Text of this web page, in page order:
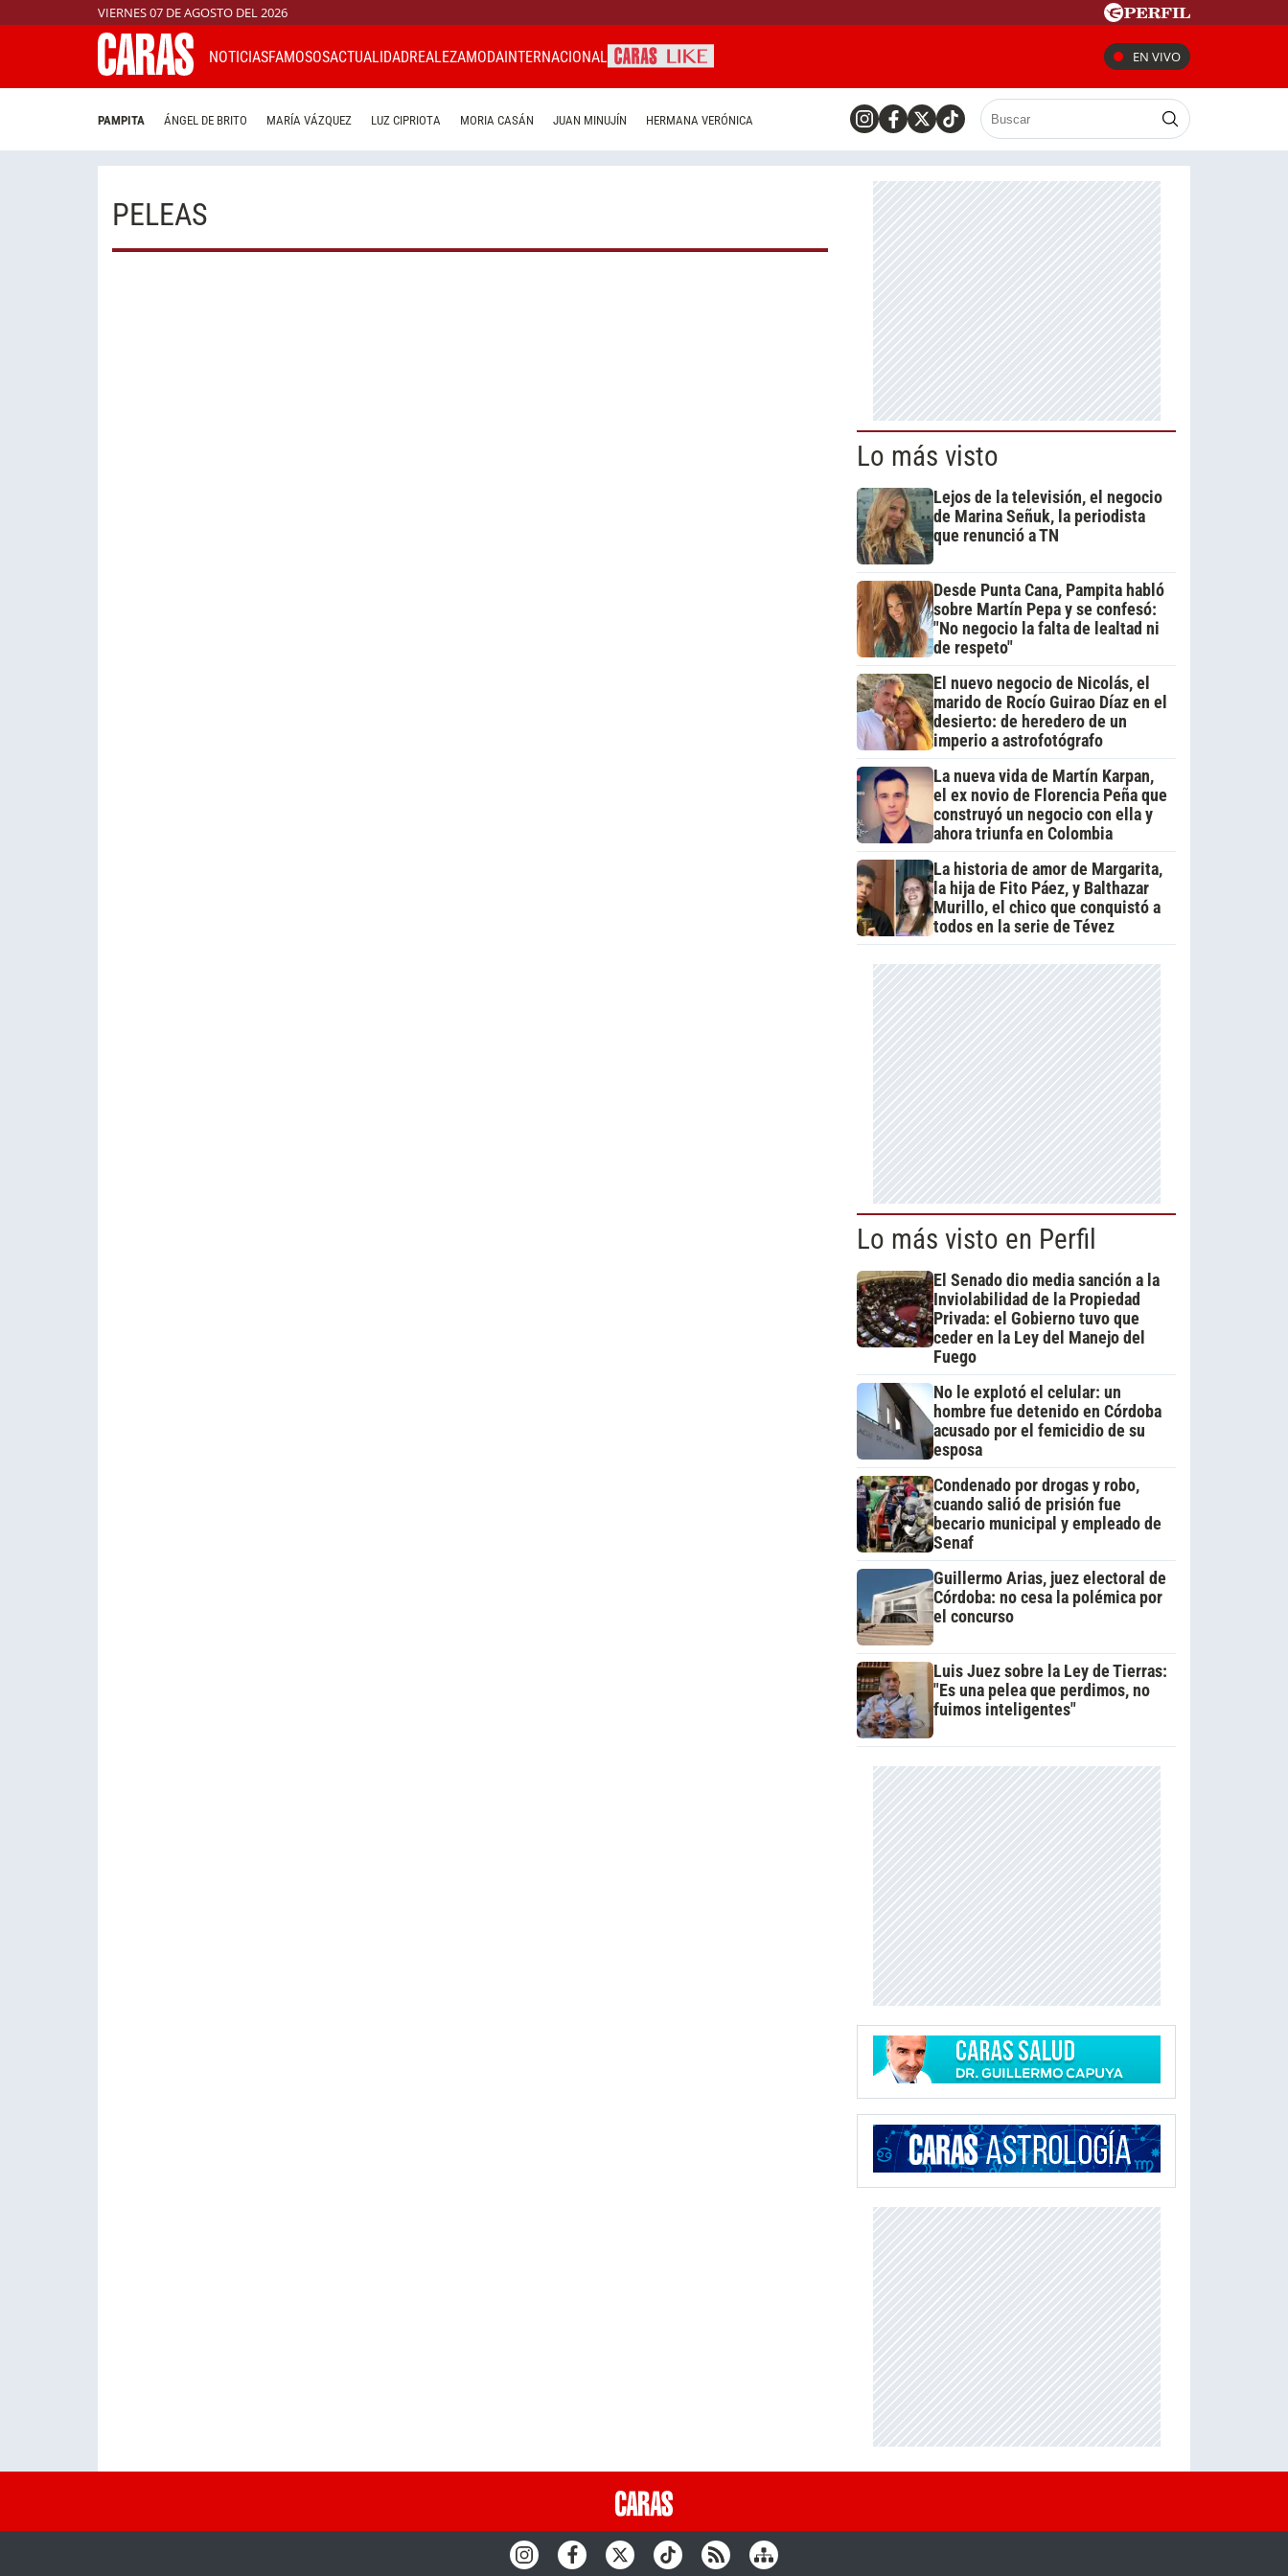
VIERNES 07 DE AGOSTO DEL 2026
NOTICIASFAMOSOSACTUALIDADREALEZAMODAINTERNACIONAL EN VIVO
PAMPITA ÁNGEL DE BRITO MARÍA VÁZQUEZ LUZ CIPRIOTA MORIA CASÁN JUAN MINUJÍN HERMANA VERÓNICA
PELEAS
Lo más visto
Lejos de la televisión, el negocio
de Marina Señuk, la periodista
que renunció a TN
Desde Punta Cana, Pampita habló
sobre Martín Pepa y se confesó:
"No negocio la falta de lealtad ni
de respeto"
El nuevo negocio de Nicolás, el
marido de Rocío Guirao Díaz en el
desierto: de heredero de un
imperio a astrofotógrafo
La nueva vida de Martín Karpan,
el ex novio de Florencia Peña que
construyó un negocio con ella y
ahora triunfa en Colombia
La historia de amor de Margarita,
la hija de Fito Páez, y Balthazar
Murillo, el chico que conquistó a
todos en la serie de Tévez
Lo más visto en Perfil
El Senado dio media sanción a la
Inviolabilidad de la Propiedad
Privada: el Gobierno tuvo que
ceder en la Ley del Manejo del
Fuego
No le explotó el celular: un
hombre fue detenido en Córdoba
acusado por el femicidio de su
esposa
Condenado por drogas y robo,
cuando salió de prisión fue
becario municipal y empleado de
Senaf
Guillermo Arias, juez electoral de
Córdoba: no cesa la polémica por
el concurso
Luis Juez sobre la Ley de Tierras:
"Es una pelea que perdimos, no
fuimos inteligentes"